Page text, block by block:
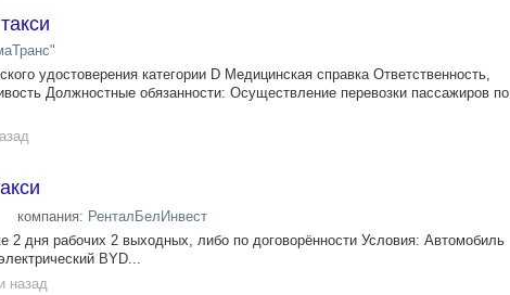
удостоверения категории D Медицинская справка Ответственность,
Должностные обязанности: Осуществление перевозки пассажиров по
компания: РенталБелИнвест
2 дня рабочих 2 выходных, либо по договорённости Условия: Автомобиль
BYD...
назад